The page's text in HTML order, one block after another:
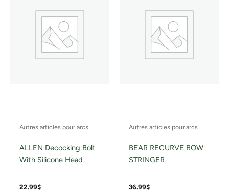
Autres articles pour arcs
ALLEN Decocking Bolt
With Silicone Head
22.99$
Autres articles pour arcs
BEAR RECURVE BOW
STRINGER
36.99$